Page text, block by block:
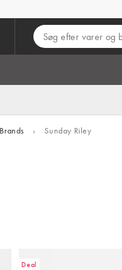
› Sunday Riley
Deal